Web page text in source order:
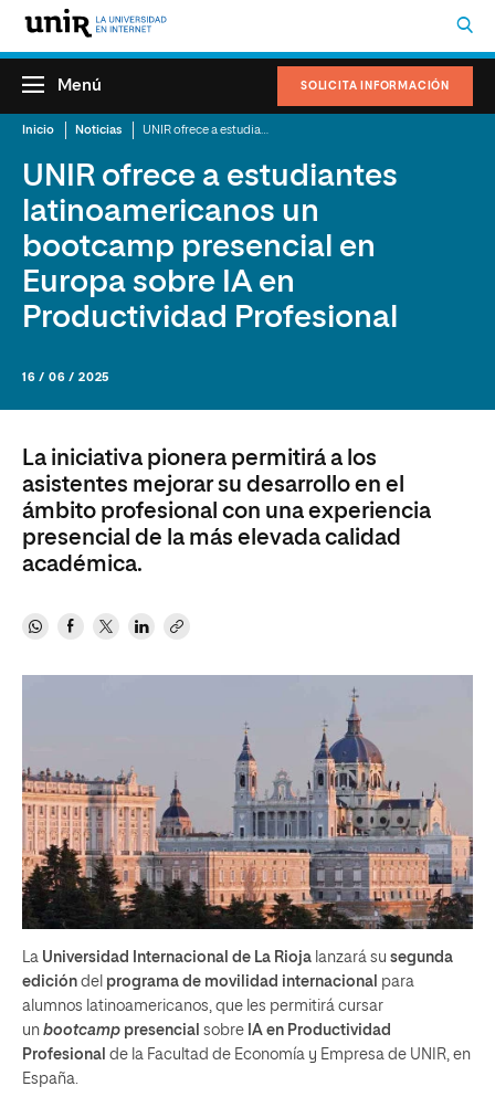
SOLICITA INFORMACIÓN
Menú
Inicio Noticias
UNIR ofrece a estudiantes
latinoamericanos un
bootcamp presencial en
Europa sobre IA en
Productividad Profesional
16 / 06 / 2025
La iniciativa pionera permitirá a los
asistentes mejorar su desarrollo en el
ámbito profesional con una experiencia
presencial de la más elevada calidad
académica.
La Universidad Internacional de La Rioja lanzará su segunda
edición del programa de movilidad internacional para
alumnos latinoamericanos, que les permitirá cursar
un bootcamp presencial sobre IA en Productividad
Profesional de la Facultad de Economía y Empresa de UNIR, en
España.